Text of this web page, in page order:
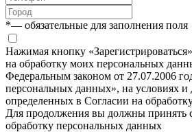
*— обязательные для заполнения поля
Нажимая кнопку
на обработку моих персональных
Федеральным законом от 27.07.2006
персональных данных», на условиях и
определенных в Согласии на
Для продолжения вы должны принять
обработку персональных данных